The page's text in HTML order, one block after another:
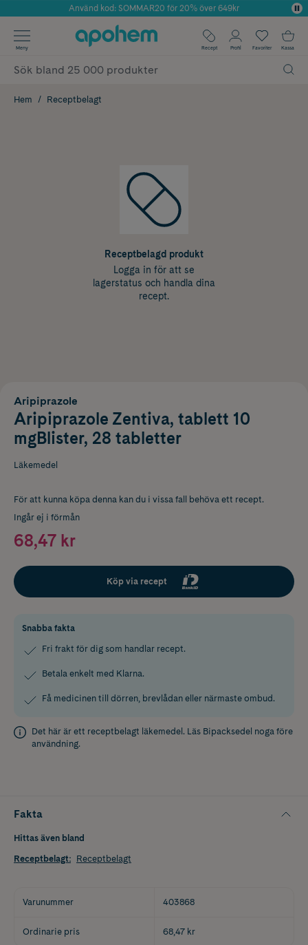
Årets Butik 2025 inom Skönhet
Använd kod: SOMMAR20 för 20% över 649kr
✓ Fri frakt
✓ Poäng på alla köp*
Meny Recept Profil Favoriter Kassa
Hem Receptbelagt
Receptbelagd produkt
Logga in för att se
lagerstatus och handla dina
recept.
Aripiprazole
Aripiprazole Zentiva, tablett 10
mgBlister, 28 tabletter
Läkemedel
För att kunna köpa denna kan du i vissa fall behöva ett recept.
Ingår ej i förmån
68,47 kr
Köp via recept
Snabba fakta
Fri frakt för dig som handlar recept.
Betala enkelt med Klarna.
Få medicinen till dörren, brevlådan eller närmaste ombud.
Det här är ett receptbelagt läkemedel. Läs Bipacksedel noga före
användning.
Fakta
Hittas även bland
Receptbelagt: Receptbelagt
Varunummer 403868
Ordinarie pris 68,47 kr